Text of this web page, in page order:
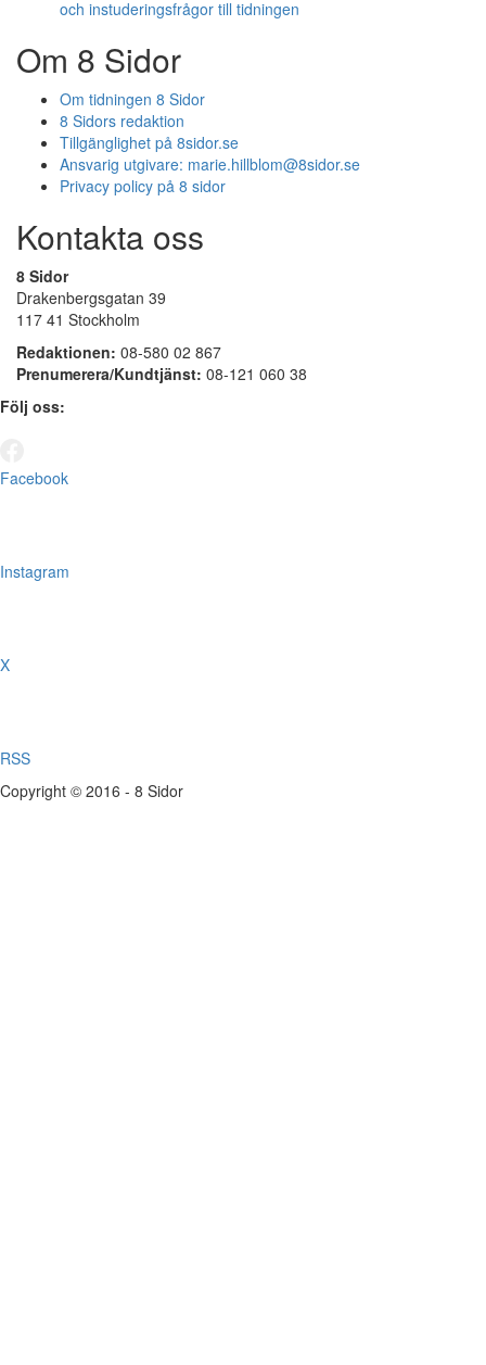
och instuderingsfrågor till tidningen
Om 8 Sidor
Om tidningen 8 Sidor
8 Sidors redaktion
Tillgänglighet på 8sidor.se
Ansvarig utgivare: marie.hillblom@8sidor.se
Privacy policy på 8 sidor
Kontakta oss
8 Sidor
Drakenbergsgatan 39
117 41 Stockholm
Redaktionen: 08-580 02 867
Prenumerera/Kundtjänst: 08-121 060 38
Följ oss:
Facebook
Instagram
X
RSS
Copyright © 2016 - 8 Sidor